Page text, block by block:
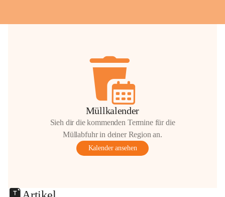
Müllkalender
Sieh dir die kommenden Termine für die
Müllabfuhr in deiner Region an.
Kalender ansehen